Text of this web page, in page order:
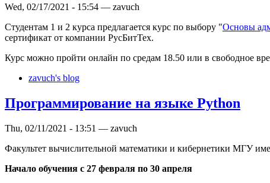
Wed, 02/17/2021 - 15:54 — zavuch
Студентам 1 и 2 курса предлагается курс по выбору "Основы
сертификат от компании РусБитТех.
Курс можно пройти онлайн по средам 18.50 или в свободное
zavuch's blog
Программирование на языке Python
Thu, 02/11/2021 - 13:51 — zavuch
Факультет вычислительной математики и кибернетики МГУ
Начало обучения с 27 февраля по 30 апреля